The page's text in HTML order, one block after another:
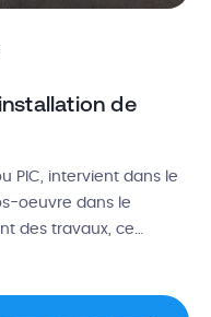
de
PIC, intervient dans le
oeuvre dans le
des travaux, ce
est son but ? Qui le